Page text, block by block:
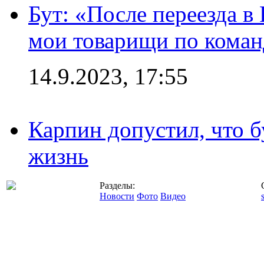
Бут: «После переезда
мои товарищи по
14.9.2023, 17:55
Карпин допустил, что
жизнь
Разделы:
Новости Фото Видео